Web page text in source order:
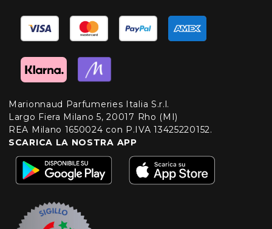
Marionnaud Parfumeries Italia S.r.l.
Largo Fiera Milano 5, 20017 Rho (MI)
REA Milano 1650024 con P.IVA 13425220152.
SCARICA LA NOSTRA APP